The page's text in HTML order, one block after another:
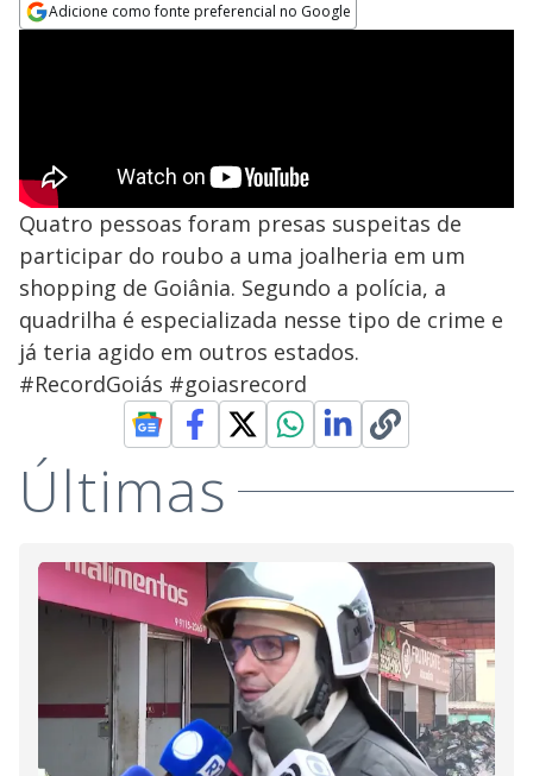
Adicione como fonte preferencial no Google
Quatro pessoas foram presas suspeitas de
participar do roubo a uma joalheria em um
shopping de Goiânia. Segundo a polícia, a
quadrilha é especializada nesse tipo de crime e
já teria agido em outros estados.
#RecordGoiás #goiasrecord
Últimas